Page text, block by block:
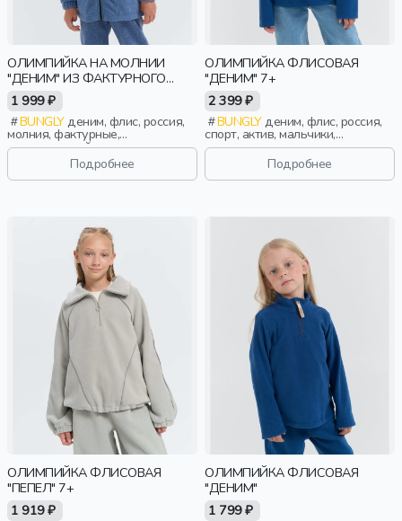
ОЛИМПИЙКА НА МОЛНИИ
"ДЕНИМ" ИЗ ФАКТУРНОГО
ФЛИСА
1 999 ₽
BUNGLYденим, флис, россия,
молния, фактурные,
повседневный, мальчики,
малыши, дошкольники, дети
Подробнее
ОЛИМПИЙКА ФЛИСОВАЯ
"ДЕНИМ" 7+
2 399 ₽
BUNGLYденим, флис, россия,
спорт, актив, мальчики,
школьники, подростки, дети
Подробнее
ОЛИМПИЙКА ФЛИСОВАЯ
"ПЕПЕЛ" 7+
1 919 ₽
ОЛИМПИЙКА ФЛИСОВАЯ
"ДЕНИМ"
1 799 ₽